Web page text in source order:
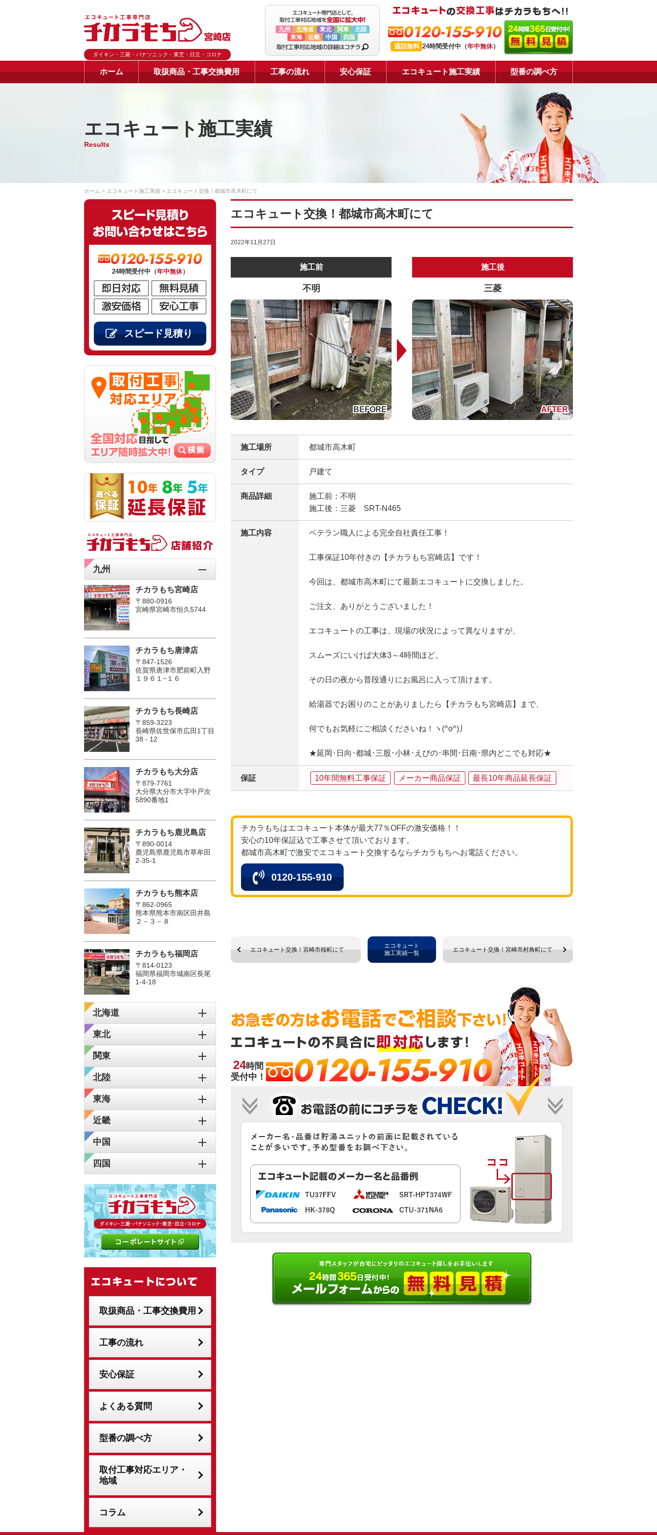
ダイキン・三菱・パナソニック・東芝・日立・コロナ
九州 北海道 東北 関東
北陸
東海
近畿 中国 四国 0120-155-910
通話無料 24時間受付中（年中無休）
ホーム 取扱商品・工事交換費用 工事の流れ 安心保証 エコキュート施工実績 型番の調べ方
エコキュート施工実績
Results
ホーム エコキュート施工実績 エコキュート交換！都城市高木町にて
エコキュート交換！都城市高木町にて
2022年11月27日
施工前
不明
施工後
三菱
施工場所 都城市高木町
タイプ 戸建て
商品詳細
施工前：不明
施工後：三菱 SRT-N465
施工内容 ベテラン職人による完全自社責任工事！
工事保証10年付きの【チカラもち宮崎店】です！
今回は、都城市高木町にて最新エコキュートに交換しました。
ご注文、ありがとうございました！
エコキュートの工事は、現場の状況によって異なりますが、
スムーズにいけば大体3～4時間ほど。
その日の夜から普段通りにお風呂に入って頂けます。
給湯器でお困りのことがありましたら【チカラもち宮崎店】まで、
何でもお気軽にご相談くださいね！ヽ(^o^)丿
★延岡･日向･都城･三股･小林･えびの･串間･日南･県内どこでも対応★
保証 10年間無料工事保証 メーカー商品保証 最長10年商品延長保証
チカラもちはエコキュート本体が最大77％OFFの激安価格！！
安心の10年保証込で工事させて頂いております。
都城市高木町で激安でエコキュート交換するならチカラもちへお電話ください。
0120-155-910
エコキュート交換！宮崎市桜町にて エコキュート交換！宮崎市村角町にて
エコキュート
施工実績一覧
24時間
受付中！
0120-155-910
0120-155-910
24時間受付中（年中無休）
スピード見積り
九州
チカラもち宮崎店
〒880-0916
宮崎県宮崎市恒久5744
チカラもち唐津店
〒847-1526
佐賀県唐津市肥前町入野
１９６１−１６
チカラもち長崎店
〒859-3223
長崎県佐世保市広田1丁目
38 - 12
チカラもち大分店
〒879-7761
大分県大分市大字中戸次
5890番地1
チカラもち鹿児島店
〒890-0014
鹿児島県鹿児島市草牟田
2-35-1
チカラもち熊本店
〒862-0965
熊本県熊本市南区田井島
２－３－８
チカラもち福岡店
〒814-0123
福岡県福岡市城南区長尾
1‐4‐18
北海道
東北
関東
北陸
東海
近畿
中国
四国
取扱商品・工事交換費用
工事の流れ
安心保証
よくある質問
型番の調べ方
取付工事対応エリア・
地域
コラム